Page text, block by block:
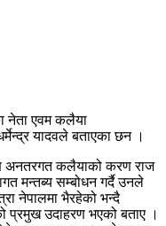
नेता एवम कलैया
यादवले बताएका छन ।
अनतरगत कलैयाको करण राज
मन्तब्य सम्बोधन गर्दै उनले
नेपालमा भैरहेको भन्दै
प्रमुख उदाहरण भएको बताए ।